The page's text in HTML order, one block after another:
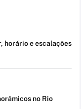
horário e escalações
no Rio